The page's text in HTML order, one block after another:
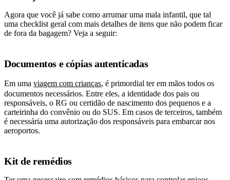
Agora que você já sabe como arrumar uma mala infantil, que tal
uma checklist geral com mais detalhes de itens que não podem ficar
de fora da bagagem? Veja a seguir:
Documentos e cópias autenticadas
Em uma viagem com crianças, é primordial ter em mãos todos os
documentos necessários. Entre eles, a identidade dos pais ou
responsáveis, o RG ou certidão de nascimento dos pequenos e a
carteirinha do convênio ou do SUS. Em casos de terceiros, também
é necessária uma autorização dos responsáveis para embarcar nos
aeroportos.
Kit de remédios